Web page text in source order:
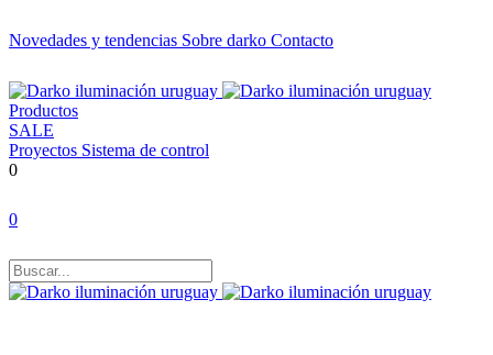
Novedades y tendencias Sobre darko Contacto
Productos
SALE
Proyectos Sistema de control
0
0